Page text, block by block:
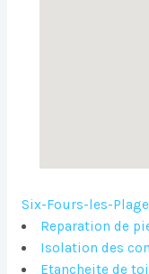
Six-Fours-les-
Reparation de
Isolation des
Etancheite de